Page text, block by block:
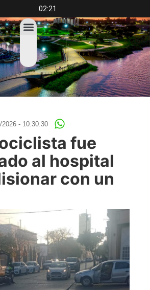
02:21
2026 - 10:30:30
fue
al hospital
con un